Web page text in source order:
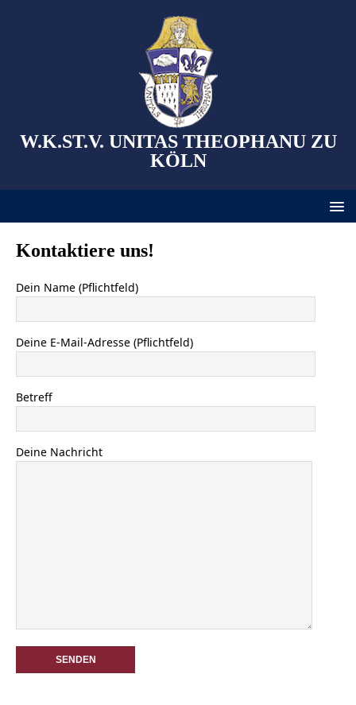
W.K.ST.V. UNITAS THEOPHANU ZU
KÖLN
Kontaktiere uns!
Dein Name (Pflichtfeld)
Deine E-Mail-Adresse (Pflichtfeld)
Betreff
Deine Nachricht